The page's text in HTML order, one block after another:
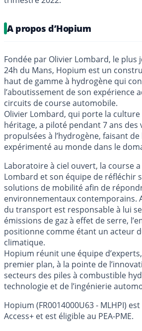
A propos d’Hopium
Fondée par Olivier Lombard, le plus
24h du Mans, Hopium est un
haut de gamme à hydrogène qui
l’aboutissement de son expérience
circuits de course automobile.
Olivier Lombard, qui porte la
héritage, a piloté pendant 7 ans
propulsées à l’hydrogène, faisant
expérimenté au monde dans le
Laboratoire à ciel ouvert, la course
Lombard et son équipe de réfléchir
solutions de mobilité afin de
environnementaux contemporains.
du transport est responsable à lui
émissions de gaz à effet de serre,
positionne comme étant un acteur
climatique.
Hopium réunit une équipe
premier plan, à la pointe de
secteurs des piles à combustible
technologie et de l’ingénierie
Hopium (FR0014000U63 - MLHPI)
Access+ et est éligible au PEA-PME.